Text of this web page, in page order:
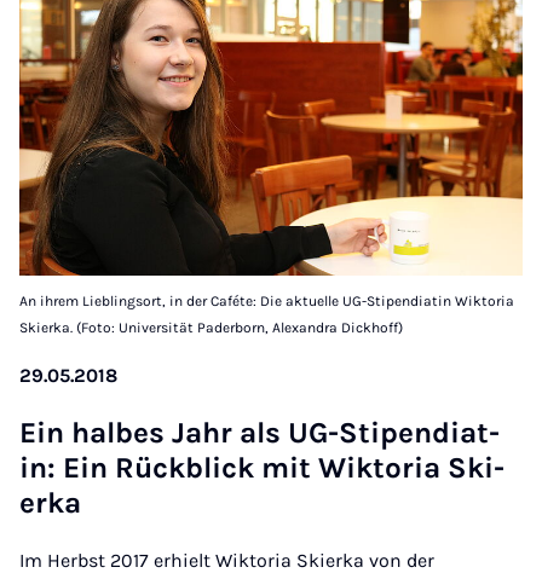
An ihrem Lieblingsort, in der Caféte: Die aktuelle UG-Stipendiatin Wiktoria
Skierka. (Foto: Universität Paderborn, Alexandra Dickhoff)
29.05.2018
Ein hal­bes Jahr als UG-Sti­pen­di­at­
in: Ein Rückblick mit Wikt­or­ia Ski­
erka
Im Herbst 2017 erhielt Wiktoria Skierka von der